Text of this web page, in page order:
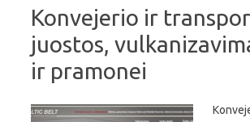
Konvejerio ir
juostos,
ir pramonei